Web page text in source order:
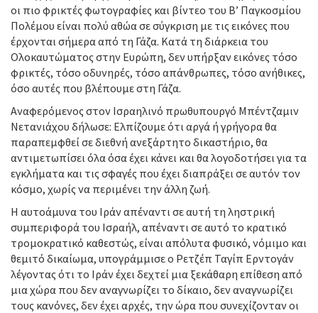
οι πιο φρικτές φωτογραφίες και βίντεο του Β’ Παγκοσμίου
Πολέμου είναι πολύ αθώα σε σύγκριση με τις εικόνες που
έρχονται σήμερα από τη Γάζα. Κατά τη διάρκεια του
Ολοκαυτώματος στην Ευρώπη, δεν υπήρξαν εικόνες τόσο
φρικτές, τόσο οδυνηρές, τόσο απάνθρωπες, τόσο ανήθικες,
όσο αυτές που βλέπουμε στη Γάζα.
Αναφερόμενος στον Ισραηλινό πρωθυπουργό Μπέντζαμιν
Νετανιάχου δήλωσε: Ελπίζουμε ότι αργά ή γρήγορα θα
παραπεμφθεί σε διεθνή ανεξάρτητο δικαστήριο, θα
αντιμετωπίσει όλα όσα έχει κάνει και θα λογοδοτήσει για τα
εγκλήματα και τις σφαγές που έχει διαπράξει σε αυτόν τον
κόσμο, χωρίς να περιμένει την άλλη ζωή.
Η αυτοάμυνα του Ιράν απέναντι σε αυτή τη ληστρική
συμπεριφορά του Ισραήλ, απέναντι σε αυτό το κρατικό
τρομοκρατικό καθεστώς, είναι απόλυτα φυσικό, νόμιμο και
θεμιτό δικαίωμα, υπογράμμισε ο Ρετζέπ Ταγίπ Ερντογάν
λέγοντας ότι το Ιράν έχει δεχτεί μια ξεκάθαρη επίθεση από
μια χώρα που δεν αναγνωρίζει το δίκαιο, δεν αναγνωρίζει
τους κανόνες, δεν έχει αρχές, την ώρα που συνεχίζονταν οι